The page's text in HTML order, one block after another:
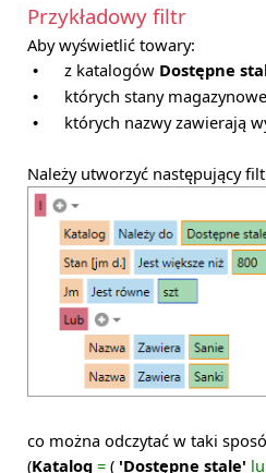
Przykładowy filtr
Aby wyświetlić towary:
• z katalogów Dostępne
• których stany
• których nazwy zawierają
Należy utworzyć następujący
co można odczytać w taki
(Katalog = ( 'Dostępne stale'